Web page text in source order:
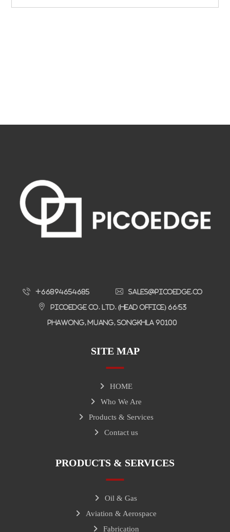
+66894654685 sales@picoedge.co
Picoedge Co. Ltd. (Head Office) 66/53
Phawong, Muang, Songkhla 90100
SITE MAP
HOME
Who We Are
Products & Services
Contact us
PRODUCTS & SERVICES
Oil & Gas
Aviation & Aerospace
Fabrication